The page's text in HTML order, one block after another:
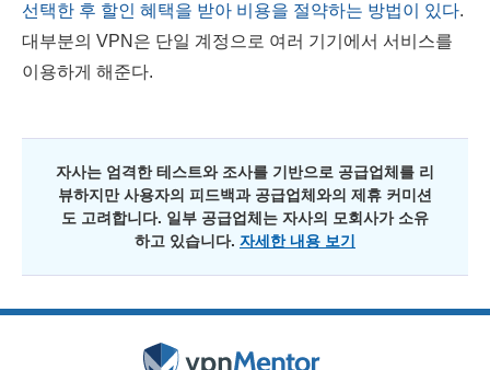
선택한 후 할인 혜택을 받아 비용을 절약하는 방법이 있다.
대부분의 VPN은 단일 계정으로 여러 기기에서 서비스를
이용하게 해준다.
자사는 엄격한 테스트와 조사를 기반으로 공급업체를 리
뷰하지만 사용자의 피드백과 공급업체와의 제휴 커미션
도 고려합니다. 일부 공급업체는 자사의 모회사가 소유
하고 있습니다. 자세한 내용 보기